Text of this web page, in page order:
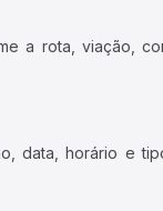
a rota, viação,
data, horário e